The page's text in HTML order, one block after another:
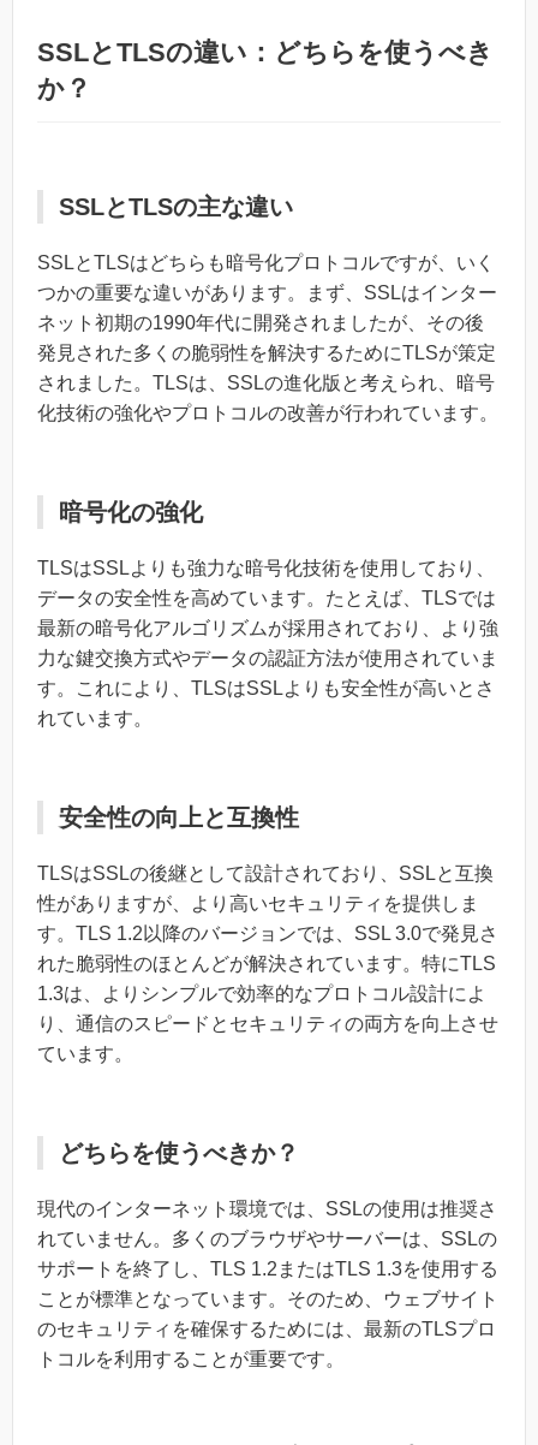
SSLとTLSの違い：どちらを使うべき
か？
SSLとTLSの主な違い
SSLとTLSはどちらも暗号化プロトコルですが、いく
つかの重要な違いがあります。まず、SSLはインター
ネット初期の1990年代に開発されましたが、その後
発見された多くの脆弱性を解決するためにTLSが策定
されました。TLSは、SSLの進化版と考えられ、暗号
化技術の強化やプロトコルの改善が行われています。
暗号化の強化
TLSはSSLよりも強力な暗号化技術を使用しており、
データの安全性を高めています。たとえば、TLSでは
最新の暗号化アルゴリズムが採用されており、より強
力な鍵交換方式やデータの認証方法が使用されていま
す。これにより、TLSはSSLよりも安全性が高いとさ
れています。
安全性の向上と互換性
TLSはSSLの後継として設計されており、SSLと互換
性がありますが、より高いセキュリティを提供しま
す。TLS 1.2以降のバージョンでは、SSL 3.0で発見さ
れた脆弱性のほとんどが解決されています。特にTLS
1.3は、よりシンプルで効率的なプロトコル設計によ
り、通信のスピードとセキュリティの両方を向上させ
ています。
どちらを使うべきか？
現代のインターネット環境では、SSLの使用は推奨さ
れていません。多くのブラウザやサーバーは、SSLの
サポートを終了し、TLS 1.2またはTLS 1.3を使用する
ことが標準となっています。そのため、ウェブサイト
のセキュリティを確保するためには、最新のTLSプロ
トコルを利用することが重要です。